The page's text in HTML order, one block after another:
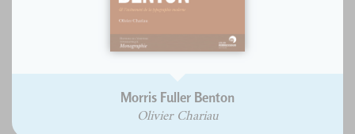
Morris Fuller Benton
Olivier Chariau